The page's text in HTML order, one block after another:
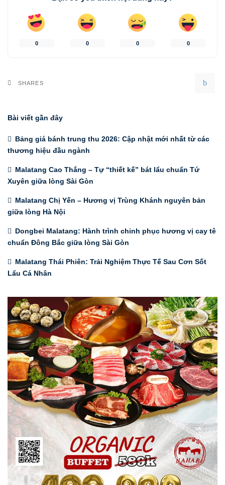
0 0 0 0
SHARES
Bài viết gần đây
Bảng giá bánh trung thu 2026: Cập nhật mới nhất từ các
thương hiệu đầu ngành
Malatang Cao Thắng – Tự “thiết kế” bát lẩu chuẩn Tứ
Xuyên giữa lòng Sài Gòn
Malatang Chị Yến – Hương vị Trùng Khánh nguyên bản
giữa lòng Hà Nội
Dongbei Malatang: Hành trình chinh phục hương vị cay tê
chuẩn Đông Bắc giữa lòng Sài Gòn
Malatang Thái Phiên: Trải Nghiệm Thực Tế Sau Cơn Sốt
Lẩu Cá Nhân